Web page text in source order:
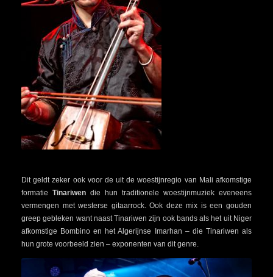
Dit geldt zeker ook voor de uit de woestijnregio van Mali afkomstige
formatie Tinariwen die hun traditionele woestijnmuziek eveneens
vermengen met westerse gitaarrock. Ook deze mix is een gouden
greep gebleken want naast Tinariwen zijn ook bands als het uit Niger
afkomstige Bombino en het Algerijnse Imarhan – die Tinariwen als
hun grote voorbeeld zien – exponenten van dit genre.